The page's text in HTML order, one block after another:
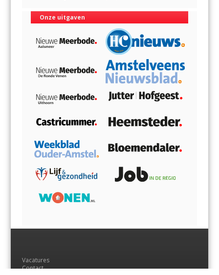
Onze uitgaven
Vacatures
Contact